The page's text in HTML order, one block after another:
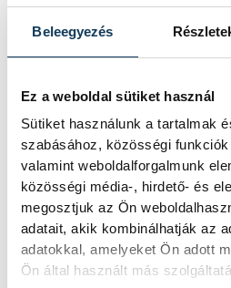
Beleegyezés
Ez a weboldal sütiket használ
Sütiket használunk a tartalmak
szabásához, közösségi
valamint weboldalforgalmunk
közösségi média-, hirdető- és
megosztjuk az Ön
adatait, akik kombinálhatják az
adatokkal, amelyeket Ön adott
Ön által használt más
Newcastle United-
Southampton-Fulham
16.00
vasárnap:
Bournemouth-
Liverpool-Tottenham
május 1., csütörtök: